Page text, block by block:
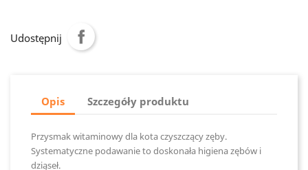
Udostępnij
Opis Szczegóły produktu
Przysmak witaminowy dla kota czyszczący zęby.
Systematyczne podawanie to doskonała higiena zębów i
dziąseł.